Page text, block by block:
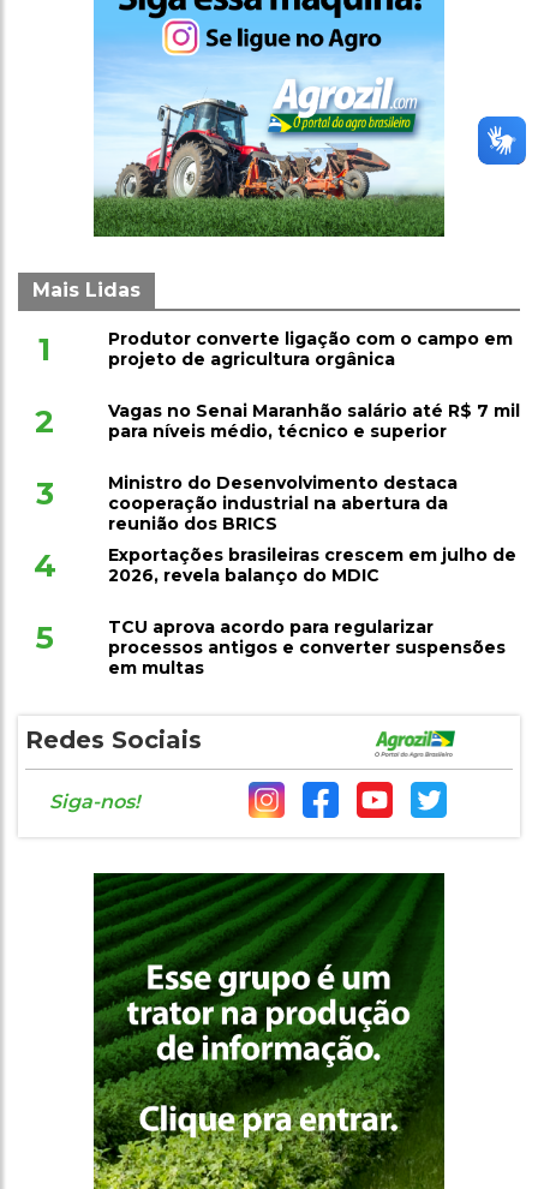
Mais Lidas
1
Produtor converte ligação com o campo em
projeto de agricultura orgânica
2
Vagas no Senai Maranhão salário até R$ 7 mil
para níveis médio, técnico e superior
3
Ministro do Desenvolvimento destaca
cooperação industrial na abertura da
reunião dos BRICS
4
Exportações brasileiras crescem em julho de
2026, revela balanço do MDIC
5
TCU aprova acordo para regularizar
processos antigos e converter suspensões
em multas
Redes Sociais
Siga-nos!